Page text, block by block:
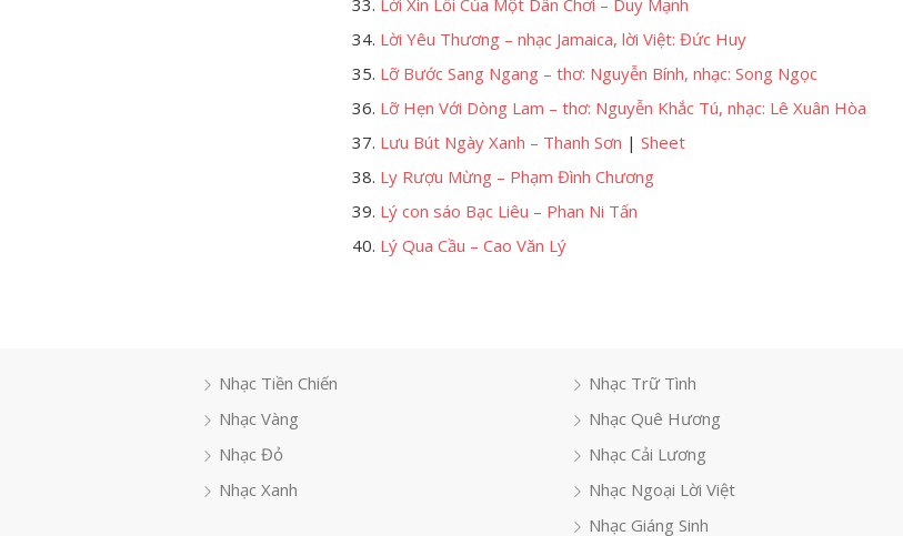
Lời Xin Lỗi Của Một Dân Chơi – Duy Mạnh
Lời Yêu Thương – nhạc Jamaica, lời Việt: Đức Huy
Lỡ Bước Sang Ngang – thơ: Nguyễn Bính, nhạc: Song Ngọc
Lỡ Hẹn Với Dòng Lam – thơ: Nguyễn Khắc Tú, nhạc: Lê Xuân Hòa
Lưu Bút Ngày Xanh – Thanh Sơn | Sheet
Ly Rượu Mừng – Phạm Đình Chương
Lý con sáo Bạc Liêu – Phan Ni Tấn
Lý Qua Cầu – Cao Văn Lý
Nhạc Tiền Chiến
Nhạc Vàng
Nhạc Đỏ
Nhạc Xanh
Nhạc Trữ Tình
Nhạc Quê Hương
Nhạc Cải Lương
Nhạc Ngoại Lời Việt
Nhạc Giáng Sinh